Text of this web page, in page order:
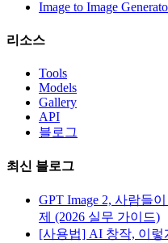
Image to Image
리소스
Tools
Models
Gallery
API
블로그
최신 블로그
GPT Image 2, 사람들
제 (2026 실무 가이드)
[사용법] AI 창작, 이렇